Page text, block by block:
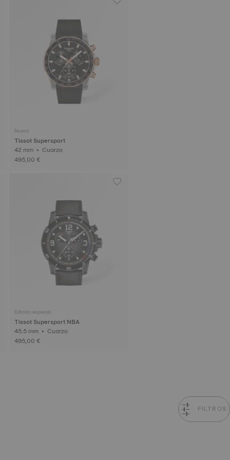
Nuevo
Tissot Supersport
42 mm • Cuarzo
495,00 €
Edición especial
Tissot Supersport NBA
45.5 mm • Cuarzo
495,00 €
FILTROS